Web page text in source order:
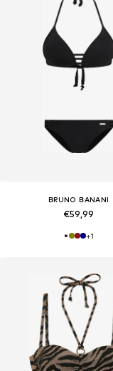
BRUNO BANANI
€59,99
+1